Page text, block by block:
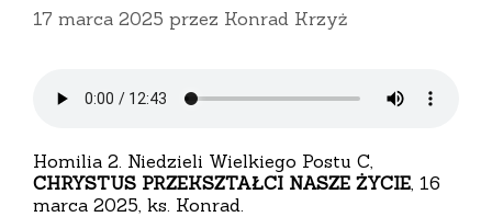
17 marca 2025 przez Konrad Krzyż
Homilia 2. Niedzieli Wielkiego Postu C,
CHRYSTUS PRZEKSZTAŁCI NASZE ŻYCIE, 16
marca 2025, ks. Konrad.